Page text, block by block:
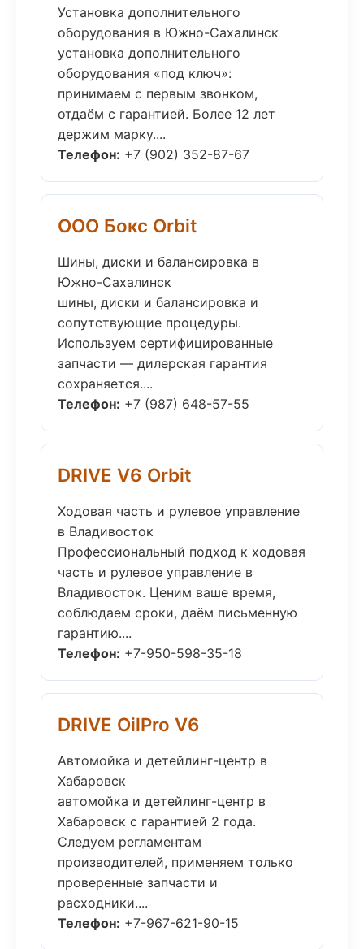
Установка дополнительного
оборудования в Южно-Сахалинск
установка дополнительного
оборудования «под ключ»:
принимаем с первым звонком,
отдаём с гарантией. Более 12 лет
держим марку....
Телефон: +7 (902) 352-87-67
ООО Бокс Orbit
Шины, диски и балансировка в
Южно-Сахалинск
шины, диски и балансировка и
сопутствующие процедуры.
Используем сертифицированные
запчасти — дилерская гарантия
сохраняется....
Телефон: +7 (987) 648-57-55
DRIVE V6 Orbit
Ходовая часть и рулевое управление
в Владивосток
Профессиональный подход к ходовая
часть и рулевое управление в
Владивосток. Ценим ваше время,
соблюдаем сроки, даём письменную
гарантию....
Телефон: +7-950-598-35-18
DRIVE OilPro V6
Автомойка и детейлинг-центр в
Хабаровск
автомойка и детейлинг-центр в
Хабаровск с гарантией 2 года.
Следуем регламентам
производителей, применяем только
проверенные запчасти и
расходники....
Телефон: +7-967-621-90-15